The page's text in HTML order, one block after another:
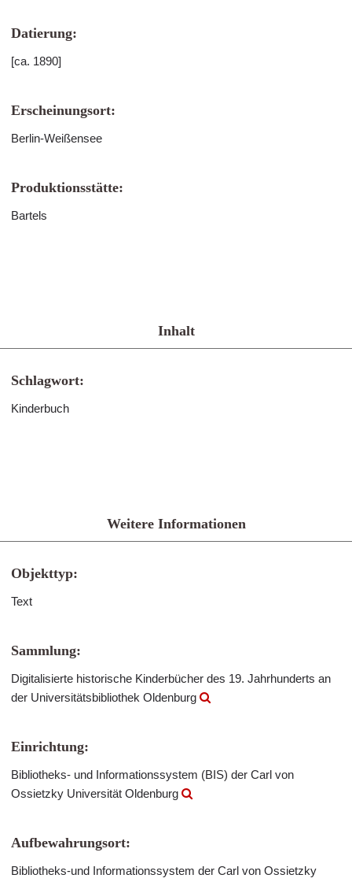
Datierung:
[ca. 1890]
Erscheinungsort:
Berlin-Weißensee
Produktionsstätte:
Bartels
Inhalt
Schlagwort:
Kinderbuch
Weitere Informationen
Objekttyp:
Text
Sammlung:
Digitalisierte historische Kinderbücher des 19. Jahrhunderts an
der Universitätsbibliothek Oldenburg
Einrichtung:
Bibliotheks- und Informationssystem (BIS) der Carl von
Ossietzky Universität Oldenburg
Aufbewahrungsort:
Bibliotheks-und Informationssystem der Carl von Ossietzky